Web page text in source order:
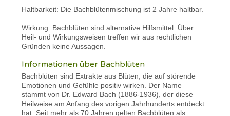
Haltbarkeit: Die Bachblütenmischung ist 2 Jahre haltbar.
Wirkung: Bachblüten sind alternative Hilfsmittel. Über
Heil- und Wirkungsweisen treffen wir aus rechtlichen
Gründen keine Aussagen.
Informationen über Bachblüten
Bachblüten sind Extrakte aus Blüten, die auf störende
Emotionen und Gefühle positiv wirken. Der Name
stammt von Dr. Edward Bach (1886-1936), der diese
Heilweise am Anfang des vorigen Jahrhunderts entdeckt
hat. Seit mehr als 70 Jahren gelten Bachblüten als